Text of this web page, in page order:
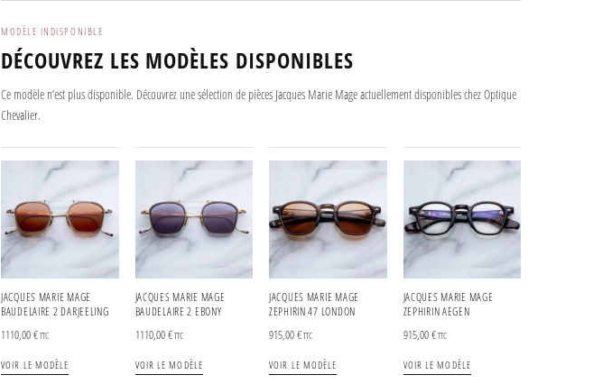
MODÈLE INDISPONIBLE
DÉCOUVREZ LES MODÈLES DISPONIBLES
Ce modèle n’est plus disponible. Découvrez une sélection de pièces Jacques Marie Mage actuellement disponibles chez Optique
Chevalier.
JACQUES MARIE MAGE
BAUDELAIRE 2 DARJEELING
1110,00€TTC
VOIR LE MODÈLE
JACQUES MARIE MAGE
BAUDELAIRE 2 EBONY
1110,00€TTC
VOIR LE MODÈLE
JACQUES MARIE MAGE
ZEPHIRIN 47 LONDON
915,00€TTC
VOIR LE MODÈLE
JACQUES MARIE MAGE
ZEPHIRIN AEGEN
915,00€TTC
VOIR LE MODÈLE